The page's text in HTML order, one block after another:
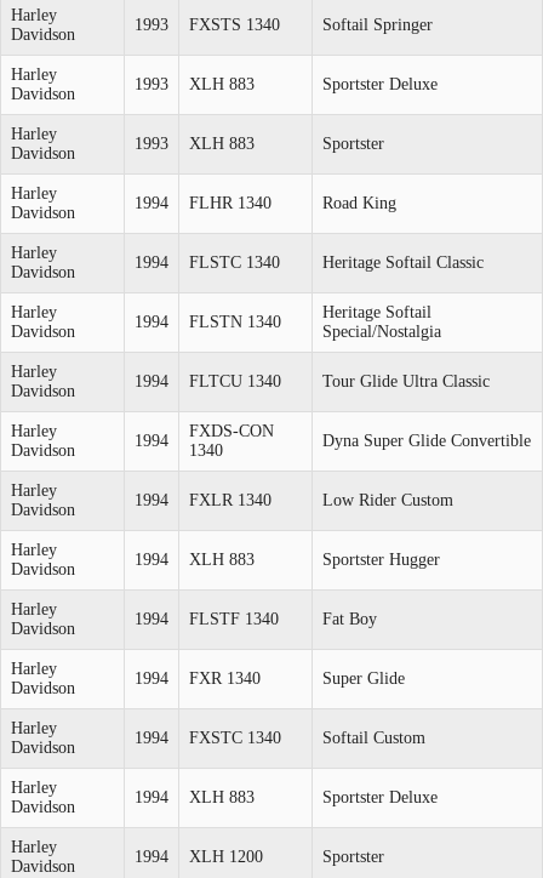
Harley
Davidson
1993 FXSTS 1340 Softail Springer
Harley
Davidson
1993 XLH 883 Sportster Deluxe
Harley
Davidson
1993 XLH 883 Sportster
Harley
Davidson
1994 FLHR 1340 Road King
Harley
Davidson
1994 FLSTC 1340 Heritage Softail Classic
Harley
Davidson
1994 FLSTN 1340
Heritage Softail
Special/Nostalgia
Harley
Davidson
1994 FLTCU 1340 Tour Glide Ultra Classic
Harley
Davidson
1994
FXDS-CON
1340
Dyna Super Glide Convertible
Harley
Davidson
1994 FXLR 1340 Low Rider Custom
Harley
Davidson
1994 XLH 883 Sportster Hugger
Harley
Davidson
1994 FLSTF 1340 Fat Boy
Harley
Davidson
1994 FXR 1340 Super Glide
Harley
Davidson
1994 FXSTC 1340 Softail Custom
Harley
Davidson
1994 XLH 883 Sportster Deluxe
Harley
Davidson
1994 XLH 1200 Sportster